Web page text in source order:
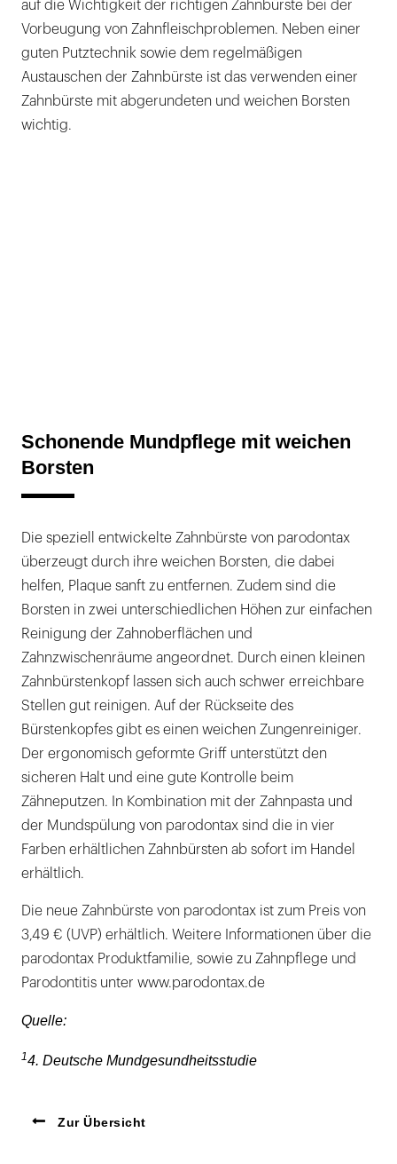
auf die Wichtigkeit der richtigen Zahnbürste bei der
Vorbeugung von Zahnfleischproblemen. Neben einer
guten Putztechnik sowie dem regelmäßigen
Austauschen der Zahnbürste ist das verwenden einer
Zahnbürste mit abgerundeten und weichen Borsten
wichtig.
Schonende Mundpflege mit weichen
Borsten
Die speziell entwickelte Zahnbürste von parodontax
überzeugt durch ihre weichen Borsten, die dabei
helfen, Plaque sanft zu entfernen. Zudem sind die
Borsten in zwei unterschiedlichen Höhen zur einfachen
Reinigung der Zahnoberflächen und
Zahnzwischenräume angeordnet. Durch einen kleinen
Zahnbürstenkopf lassen sich auch schwer erreichbare
Stellen gut reinigen. Auf der Rückseite des
Bürstenkopfes gibt es einen weichen Zungenreiniger.
Der ergonomisch geformte Griff unterstützt den
sicheren Halt und eine gute Kontrolle beim
Zähneputzen. In Kombination mit der Zahnpasta und
der Mundspülung von parodontax sind die in vier
Farben erhältlichen Zahnbürsten ab sofort im Handel
erhältlich.
Die neue Zahnbürste von parodontax ist zum Preis von
3,49 € (UVP) erhältlich. Weitere Informationen über die
parodontax Produktfamilie, sowie zu Zahnpflege und
Parodontitis unter www.parodontax.de
Quelle:
14. Deutsche Mundgesundheitsstudie
Zur Übersicht